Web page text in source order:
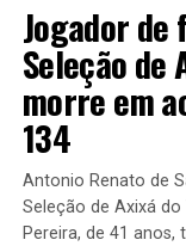
Jogador de
Seleção de
morre em
134
Antonio Renato de
Seleção de Axixá
Pereira, de 41